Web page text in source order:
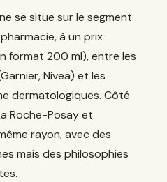
se situe sur le segment
à un prix
format 200 ml), entre les
Nivea) et les
dermatologiques. Côté
Roche-Posay et
rayon, avec des
mais des philosophies